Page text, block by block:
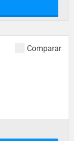
Comparar